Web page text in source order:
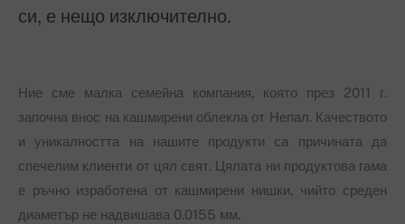
си, е нещо изключително.
Ние сме малка семейна компания, която през 2011 г.
започна внос на кашмирени облекла от Непал. Качеството
и уникалността на нашите продукти са причината да
спечелим клиенти от цял свят. Цялата ни продуктова гама
е ръчно изработена от кашмирени нишки, чийто среден
диаметър не надвишава 0.0155 мм.